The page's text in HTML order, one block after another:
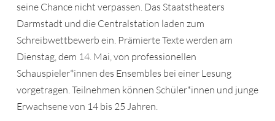
seine Chance nicht verpassen. Das Staatstheaters
Darmstadt und die Centralstation laden zum
Schreibwettbewerb ein. Prämierte Texte werden am
Dienstag, dem 14. Mai, von professionellen
Schauspieler*innen des Ensembles bei einer Lesung
vorgetragen. Teilnehmen können Schüler*innen und junge
Erwachsene von 14 bis 25 Jahren.